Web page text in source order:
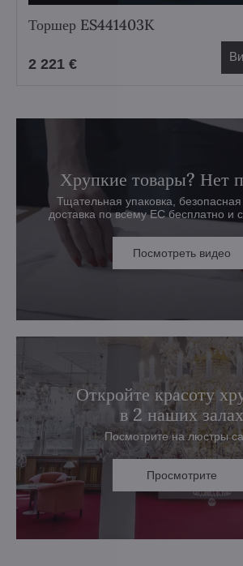
Торшер ES441403K
2 221 €
Хрупкие товары? Нет
Тщательная упаковка,
доставка по всему ЕС бесплатно и
Посмотреть видео
Откройте красоту
в 2 наших залах
Посмотрите на люстры
Просмотрите